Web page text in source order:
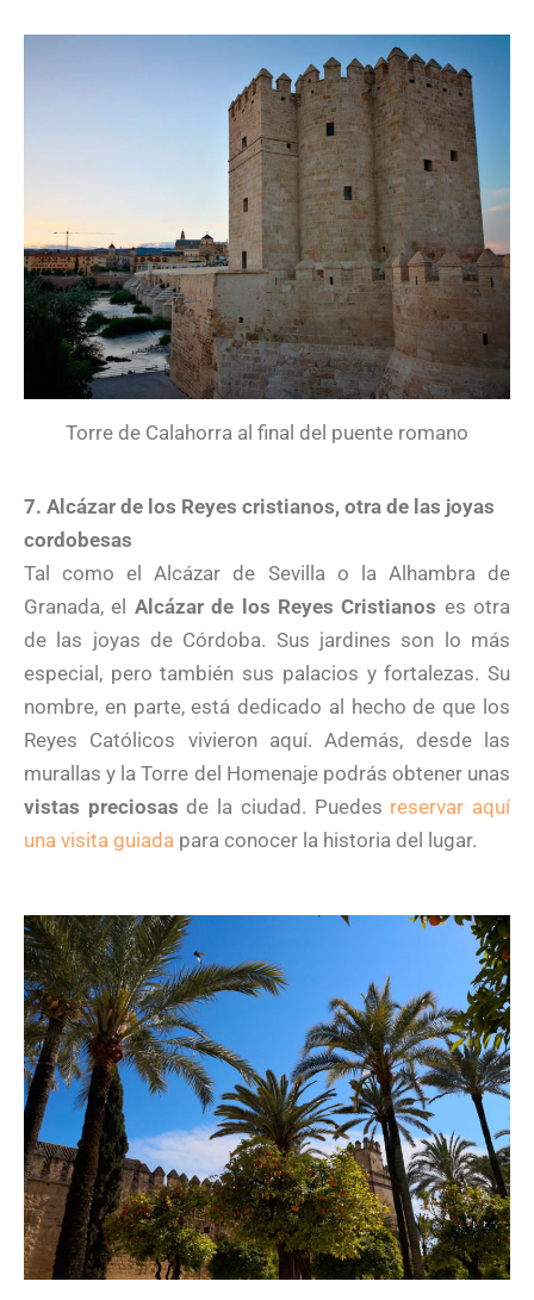
Torre de Calahorra al final del puente romano
7. Alcázar de los Reyes cristianos, otra de las joyas
cordobesas
Tal como el Alcázar de Sevilla o la Alhambra de
Granada, el Alcázar de los Reyes Cristianos es otra
de las joyas de Córdoba. Sus jardines son lo más
especial, pero también sus palacios y fortalezas. Su
nombre, en parte, está dedicado al hecho de que los
Reyes Católicos vivieron aquí. Además, desde las
murallas y la Torre del Homenaje podrás obtener unas
vistas preciosas de la ciudad. Puedes reservar aquí
una visita guiada para conocer la historia del lugar.